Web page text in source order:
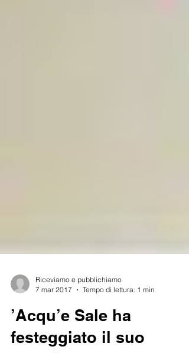
Riceviamo e pubblichiamo
7 mar 2017
Tempo di lettura: 1 min